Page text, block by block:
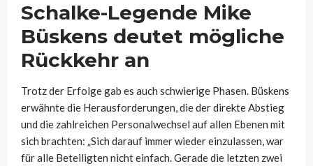
Schalke-Legende Mike
Büskens deutet mögliche
Rückkehr an
Trotz der Erfolge gab es auch schwierige Phasen. Büskens
erwähnte die Herausforderungen, die der direkte Abstieg
und die zahlreichen Personalwechsel auf allen Ebenen mit
sich brachten: „Sich darauf immer wieder einzulassen, war
für alle Beteiligten nicht einfach. Gerade die letzten zwei